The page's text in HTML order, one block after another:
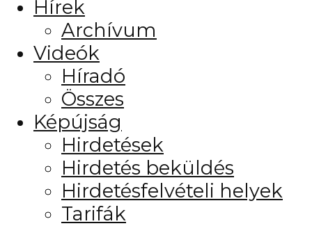
Hírek
Archívum
Videók
Híradó
Összes
Képújság
Hirdetések
Hirdetés beküldés
Hirdetésfelvételi helyek
Tarifák